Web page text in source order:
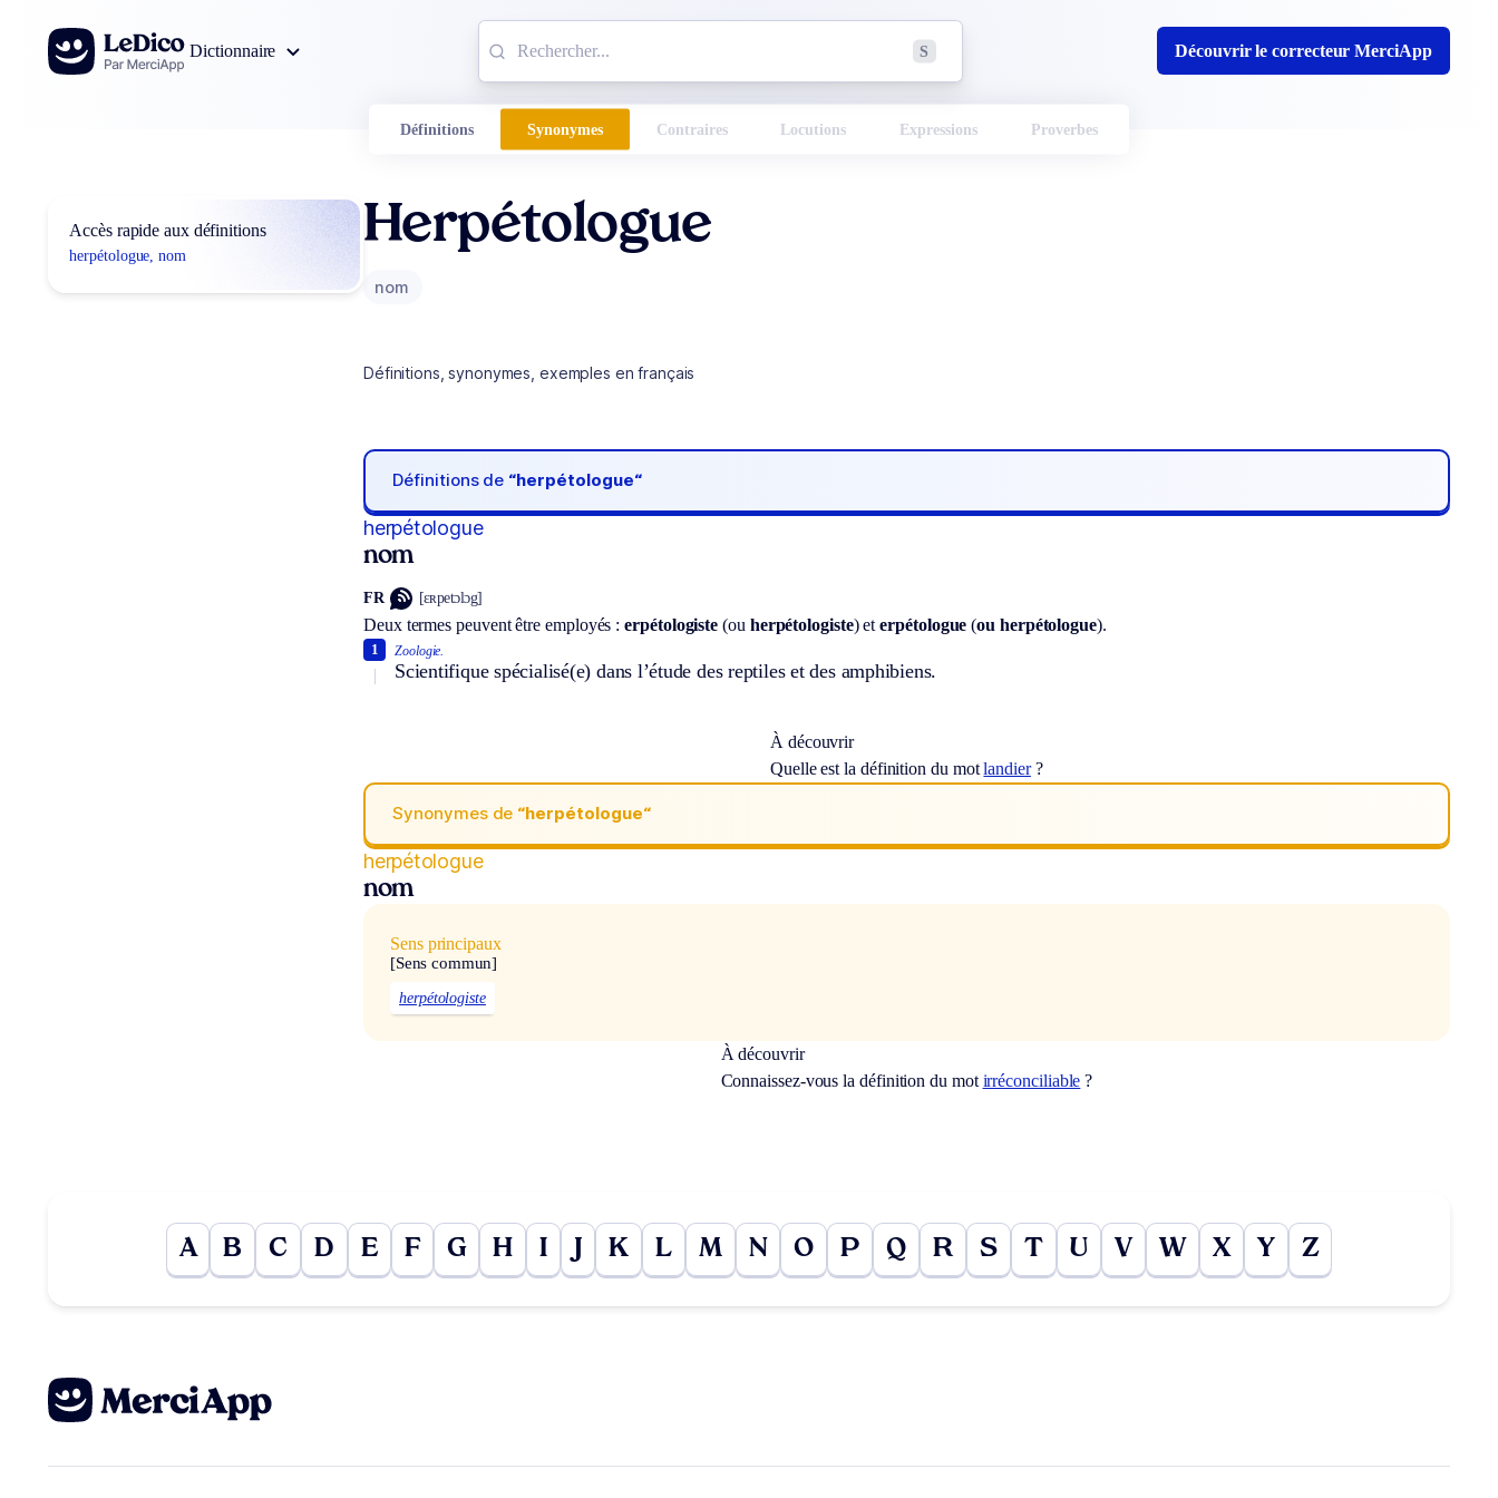
Aller au contenu
Dictionnaire
S Découvrir le correcteur MerciApp
Définitions Synonymes Contraires Locutions Expressions Proverbes
Accès rapide aux définitions
herpétologue, nom
Herpétologue
nom
Définitions, synonymes, exemples en français
Définitions de “herpétologue“
herpétologue
nom
FR [ɛʀpetɔlɔg]
Deux termes peuvent être employés :erpétologiste(ou herpétologiste) eterpétologue(ou herpétologue).
Zoologie.
Scientifique spécialisé(e) dans l’étude des reptiles et des amphibiens.
1
À découvrir
Quelle est la définition du motlandier?
Synonymes de “herpétologue“
herpétologue
nom
Sens principaux
[Sens commun]
herpétologiste
À découvrir
Connaissez-vous la définition du mot irréconciliable ?
A B C D E F G H I J K L M N O P Q R S T U V W X Y Z